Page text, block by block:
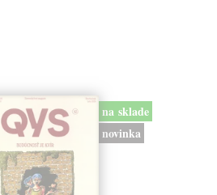
na sklade
novinka